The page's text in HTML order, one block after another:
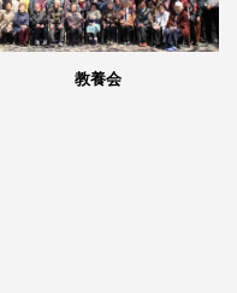
教養会